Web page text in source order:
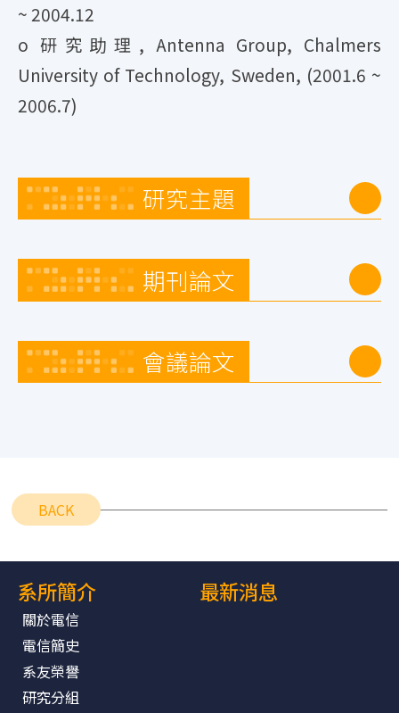
~ 2004.12
o 研究助理, Antenna Group, Chalmers
University of Technology, Sweden, (2001.6 ~
2006.7)
研究主題
期刊論文
會議論文
BACK
系所簡介
關於電信
電信簡史
系友榮譽
研究分組
最新消息